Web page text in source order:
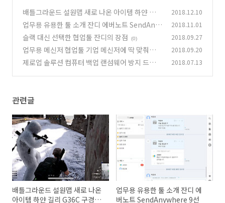
배틀그라운드 설원맵 새로 나온 아이템 하얀 길리
G36C 구경하기
(1)
2018.12.10
업무용 유용한 툴 소개 잔디 에버노트 SendAny
where 9선 (1)
2018.11.01
슬랙 대신 선택한 협업툴 잔디의 장점 (0) 2018.09.27
업무용 메신저 협업툴 기업 메신저에 딱 맞춰진
잔디 써보자
(1)
2018.09.20
제로업 솔루션 컴퓨터 백업 랜섬웨어 방지 드라이
2018.07.13
관련글
배틀그라운드 설원맵 새로 나온
아이템 하얀 길리 G36C 구경하
업무용 유용한 툴 소개 잔디 에
버노트 SendAnywhere 9선